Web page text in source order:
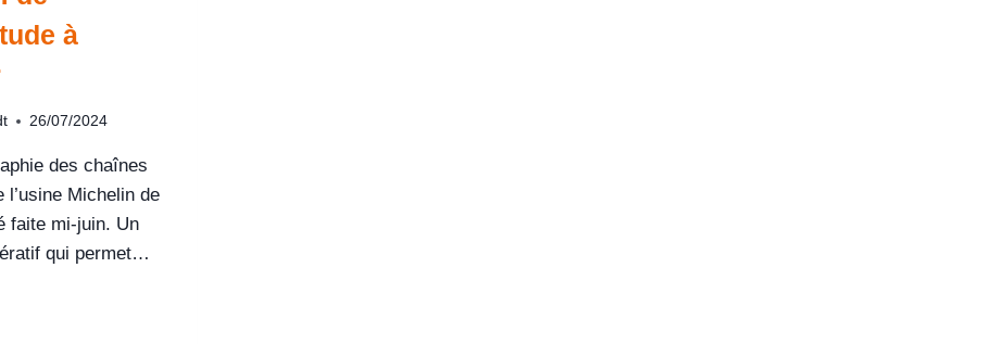
à
26/07/2024
des chaînes
l’usine Michelin de
faite mi-juin. Un
qui permet…